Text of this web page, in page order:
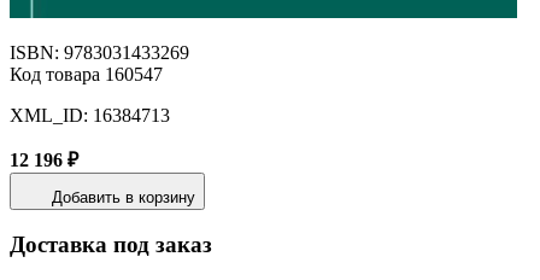
ISBN: 9783031433269
Код товара 160547
XML_ID: 16384713
12 196 ₽
Добавить в корзину
Доставка под заказ